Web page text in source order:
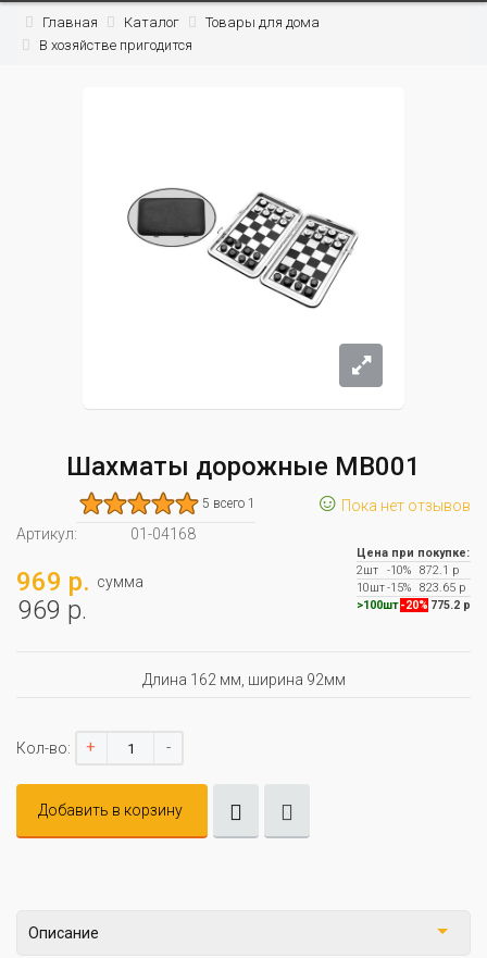
Главная Каталог
Товары для дома
В хозяйстве пригодится
Шахматы дорожные MB001
5 всего 1 ☺ Пока нет отзывов
Артикул:
01-04168
969 р. сумма
969 р.
Цена при покупке:
2шт
-10%
872.1 р
10шт-15%
823.65 р
>100шт -20% 775.2 р
Длина 162 мм, ширина 92мм
Кол-во: + -
Добавить в корзину
Описание